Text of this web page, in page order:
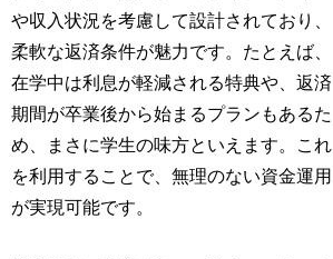
や収入状況を考慮して設計されており、
柔軟な返済条件が魅力です。たとえば、
在学中は利息が軽減される特典や、返済
期間が卒業後から始まるプランもあるた
め、まさに学生の味方といえます。これ
を利用することで、無理のない資金運用
が実現可能です。